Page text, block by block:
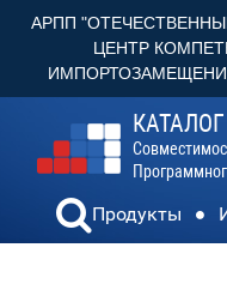
АРПП
ЦЕНТР
КАТАЛОГ
Продукты